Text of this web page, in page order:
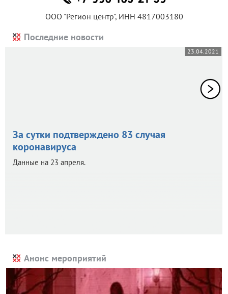
ООО "Регион центр", ИНН 4817003180
Последние новости
23.04.2021
За сутки подтверждено 83 случая
коронавируса
Данные на 23 апреля.
Анонс мероприятий